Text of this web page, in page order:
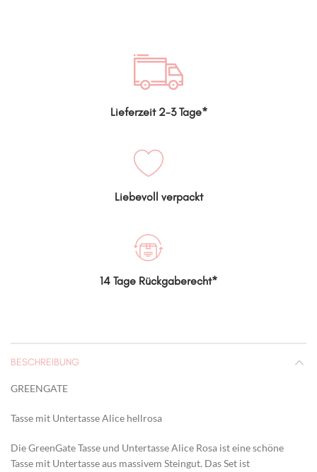
Lieferzeit 2-3 Tage*
Liebevoll verpackt
14 Tage Rückgaberecht*
BESCHREIBUNG
GREENGATE
Tasse mit Untertasse Alice hellrosa
Die GreenGate Tasse und Untertasse Alice Rosa ist eine schöne
Tasse mit Untertasse aus massivem Steingut. Das Set ist